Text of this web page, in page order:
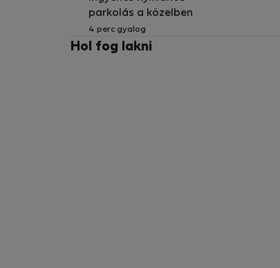
parkolás a közelben
4 perc gyalog
Hol fog lakni